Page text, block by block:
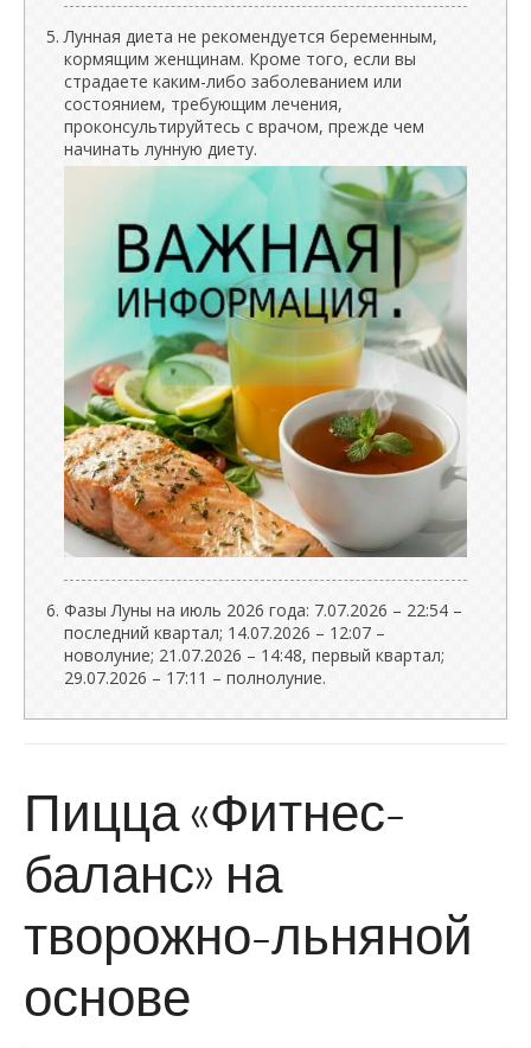
Лунная диета не рекомендуется беременным,
кормящим женщинам. Кроме того, если вы
страдаете каким-либо заболеванием или
состоянием, требующим лечения,
проконсультируйтесь с врачом, прежде чем
начинать лунную диету.
Фазы Луны на июль 2026 года: 7.07.2026 – 22:54 –
последний квартал; 14.07.2026 – 12:07 –
новолуние; 21.07.2026 – 14:48, первый квартал;
29.07.2026 – 17:11 – полнолуние.
Пицца «Фитнес-
баланс» на
творожно-льняной
основе